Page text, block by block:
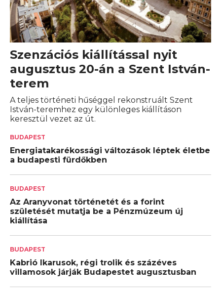
Szenzációs kiállítással nyit
augusztus 20-án a Szent István-
terem
A teljes történeti hűséggel rekonstruált Szent
István-teremhez egy különleges kiállításon
keresztül vezet az út.
BUDAPEST
Energiatakarékossági változások léptek életbe
a budapesti fürdőkben
BUDAPEST
Az Aranyvonat történetét és a forint
születését mutatja be a Pénzmúzeum új
kiállítása
BUDAPEST
Kabrió Ikarusok, régi trolik és százéves
villamosok járják Budapestet augusztusban